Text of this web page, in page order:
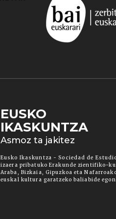
EUSKO
IKASKUNTZA
Asmoz ta jakitez
Eusko Ikaskuntza - Sociedad de
izaera pribatuko Erakunde zientifiko-
Araba, Bizkaia, Gipuzkoa eta
euskal kultura garatzeko baliabide
cookie aukera.
botoia sakatuz gero,
informazio gehiago